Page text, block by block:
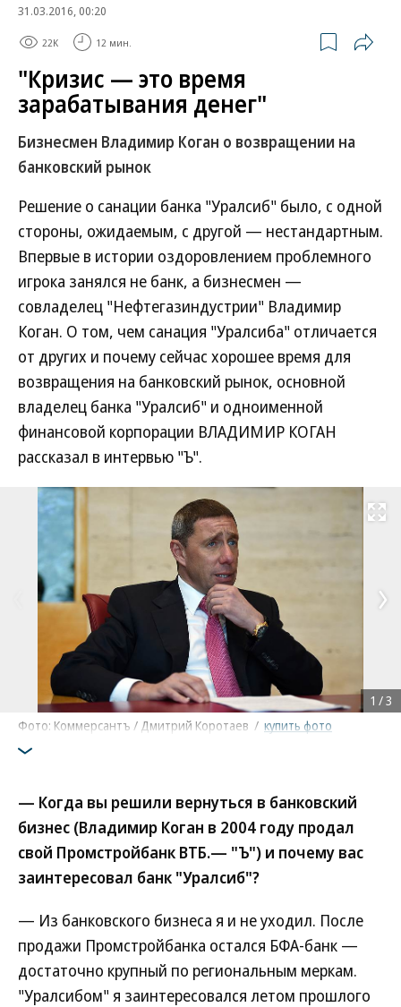
31.03.2016, 00:20
22K 12 мин.
"Кризис — это время
зарабатывания денег"
Бизнесмен Владимир Коган о возвращении на
банковский рынок
Решение о санации банка "Уралсиб" было, с одной
стороны, ожидаемым, с другой — нестандартным.
Впервые в истории оздоровлением проблемного
игрока занялся не банк, а бизнесмен —
совладелец "Нефтегазиндустрии" Владимир
Коган. О том, чем санация "Уралсиба" отличается
от других и почему сейчас хорошее время для
возвращения на банковский рынок, основной
владелец банка "Уралсиб" и одноименной
финансовой корпорации ВЛАДИМИР КОГАН
рассказал в интервью "Ъ".
Развернуть
Фото: Коммерсантъ / Дмитрий Коротаев / купить фото
1 /3
— Когда вы решили вернуться в банковский
бизнес (Владимир Коган в 2004 году продал
свой Промстройбанк ВТБ.— "Ъ") и почему вас
заинтересовал банк "Уралсиб"?
— Из банковского бизнеса я и не уходил. После
продажи Промстройбанка остался БФА-банк —
достаточно крупный по региональным меркам.
"Уралсибом" я заинтересовался летом прошлого